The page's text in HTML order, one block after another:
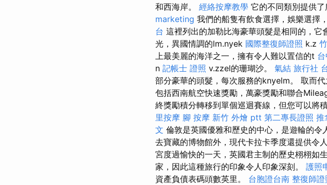
和西海岸。 經絡按摩教學 它的不同類別提供
marketing 我們的船隻有飲食選擇，娛樂選擇
台 這裡列出的加勒比海豪華頭髮是相同的，
光，異國情調的lm.nyek 國際整復師證照 k.z
上最美麗的海洋之一，擁有令人難以置信的t
n 記帳士 證照 v.zzel的珊瑚沙。 氣結 旅行社
部分豪華的頭髮，每次服務的knyelm。 取而
包括西南航空快速獎勵，萬豪獎勵和聯合
終獎勵積分轉移到單個巡迴賽線，但您可以將
里按摩 腳 按摩 新竹 外燴 ptt 第二專長證照 推
文 倫敦是英國優雅和歷史的中心，是遊輪的令
去寶藏的博物館外，現代卡拉卡季度還提供令
宮度​​過愉快的一天，英國君主制的歷史栩栩如
家，因此這種旅行的印象令人印象深刻。 護照
資產負債表碼頭數英里。 台胞證台南 整復師證